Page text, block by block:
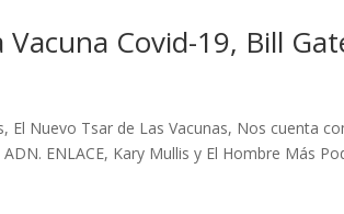
Covid-19, Bill
El Nuevo Tsar de Las Vacunas, Nos cuenta
ENLACE, Kary Mullis y El Hombre Más